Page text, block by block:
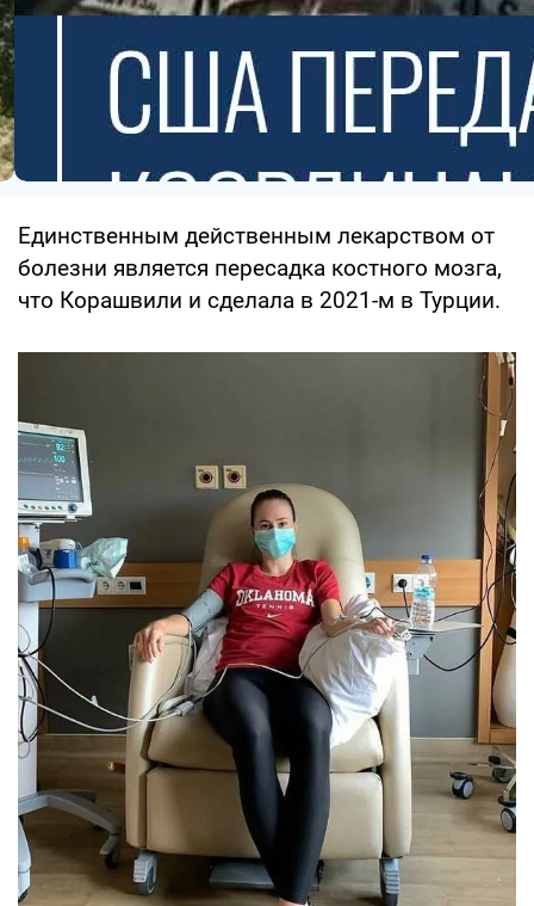
Единственным действенным лекарством от
болезни является пересадка костного мозга,
что Корашвили и сделала в 2021-м в Турции.